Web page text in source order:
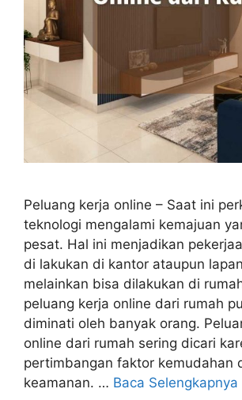
Peluang kerja online – Saat ini
teknologi mengalami kemajuan
pesat. Hal ini menjadikan
di lakukan di kantor ataupun
melainkan bisa dilakukan di
peluang kerja online dari rumah
diminati oleh banyak orang.
online dari rumah sering dicari
pertimbangan faktor kemudahan
keamanan. … Baca Selengkapnya